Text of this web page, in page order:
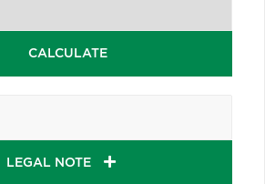
CALCULATE
LEGAL NOTE